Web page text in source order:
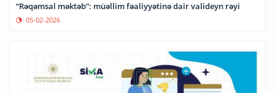
“Rəqəmsal məktəb”: müəllim fəaliyyətinə dair valideyn rəyi
05-02-2026